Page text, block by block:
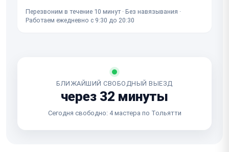
Перезвоним в течение 10 минут · Без навязывания ·
Работаем ежедневно с 9:30 до 20:30
БЛИЖАЙШИЙ СВОБОДНЫЙ ВЫЕЗД
через 32 минуты
Сегодня свободно: 4 мастера по Тольятти